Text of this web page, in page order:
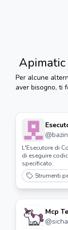
Per alcune
aver bisogno, ti
@
L'Esecutore di
di eseguire
specificato.
Strumenti
Mcp
@